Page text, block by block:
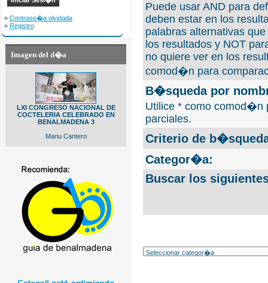
» Contrase�a olvidada
» Registro
Imagen del d�a
LXI CONGRESO NACIONAL DE
COCTELERIA CELEBRADO EN
BENALMADENA 3
Manu Cantero
Puede usar AND para
deben estar en los
palabras alternativas
los resultados y NOT
no quiere ver en los
comod�n para
B�squeda por
Utilice * como comod�n
parciales.
Criterio de
Categor�a:
Buscar los